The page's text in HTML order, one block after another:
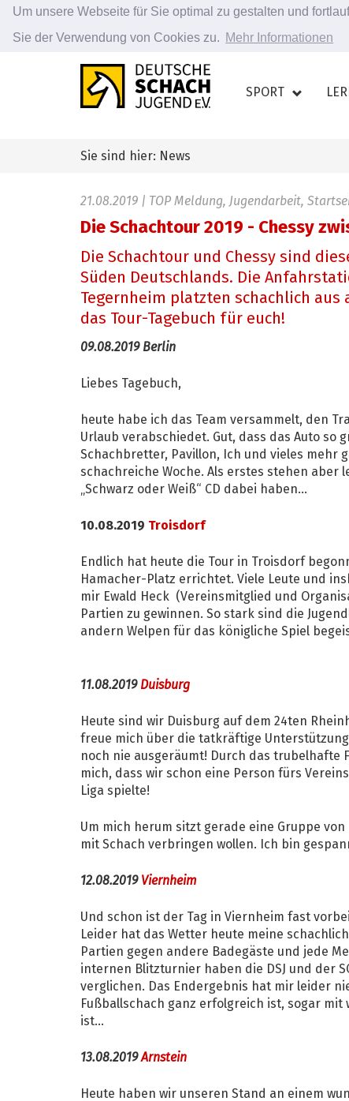
Um unsere Webseite für Sie optimal zu gestalten und
Sie der Verwendung von Cookies zu. Mehr Informationen
SPORT
Sie sind hier: News
21.08.2019 | TOP Meldung, Jugendarbeit,
Die Schachtour 2019 - Chessy
Die Schachtour und Chessy sind
Süden Deutschlands. Die
Tegernheim platzten schachlich
das Tour-Tagebuch für euch!
09.08.2019 Berlin
Liebes Tagebuch,
heute habe ich das Team versammelt, den
Urlaub verabschiedet. Gut, dass das Auto so
Schachbretter, Pavillon, Ich und vieles mehr
schachreiche Woche. Als erstes stehen aber
„Schwarz oder Weiß“ CD dabei haben...
10.08.2019 Troisdorf
Endlich hat heute die Tour in Troisdorf
Hamacher-Platz errichtet. Viele Leute und
mir Ewald Heck (Vereinsmitglied und
Partien zu gewinnen. So stark sind die
andern Welpen für das königliche Spiel
11.08.2019 Duisburg
Heute sind wir Duisburg auf dem 24ten
freue mich über die tatkräftige
noch nie ausgeräumt! Durch das trubelhafte
mich, dass wir schon eine Person fürs
Liga spielte!
Um mich herum sitzt gerade eine Gruppe
mit Schach verbringen wollen. Ich bin
12.08.2019 Viernheim
Und schon ist der Tag in Viernheim fast
Leider hat das Wetter heute meine
Partien gegen andere Badegäste und jede
internen Blitzturnier haben die DSJ und der
verglichen. Das Endergebnis hat mir leider
Fußballschach ganz erfolgreich ist, sogar
ist...
13.08.2019Arnstein
Heute haben wir unseren Stand an einem